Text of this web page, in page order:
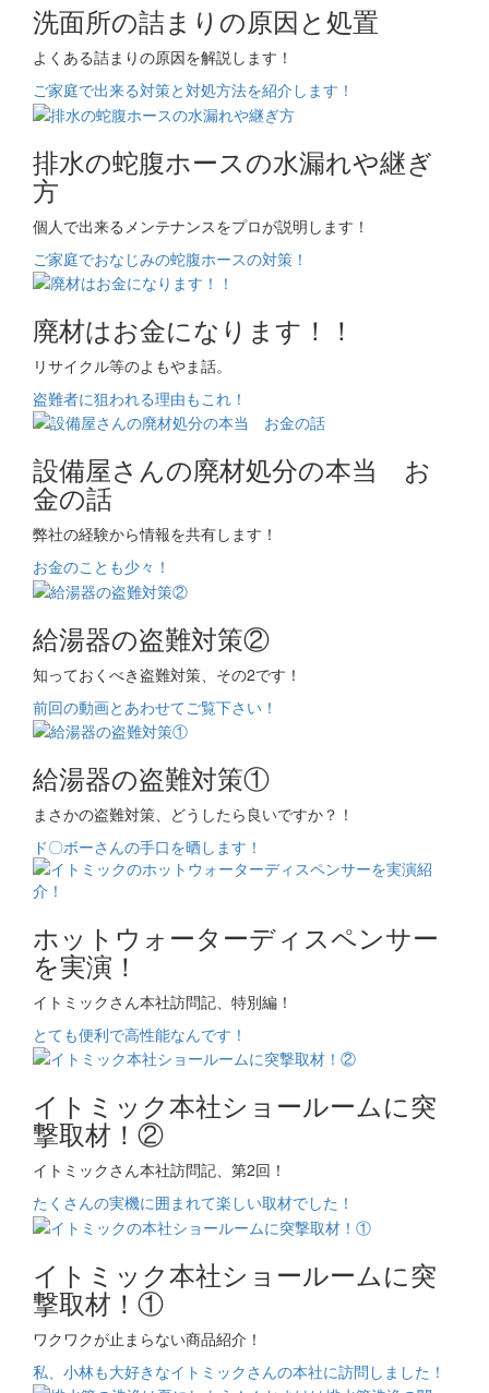
洗面所の詰まりの原因と処置
よくある詰まりの原因を解説します！
ご家庭で出来る対策と対処方法を紹介します！
排水の蛇腹ホースの水漏れや継ぎ
方
個人で出来るメンテナンスをプロが説明します！
ご家庭でおなじみの蛇腹ホースの対策！
廃材はお金になります！！
リサイクル等のよもやま話。
盗難者に狙われる理由もこれ！
設備屋さんの廃材処分の本当 お
金の話
弊社の経験から情報を共有します！
お金のことも少々！
給湯器の盗難対策②
知っておくべき盗難対策、その2です！
前回の動画とあわせてご覧下さい！
給湯器の盗難対策①
まさかの盗難対策、どうしたら良いですか？！
ド〇ボーさんの手口を晒します！
ホットウォーターディスペンサー
を実演！
イトミックさん本社訪問記、特別編！
とても便利で高性能なんです！
イトミック本社ショールームに突
撃取材！②
イトミックさん本社訪問記、第2回！
たくさんの実機に囲まれて楽しい取材でした！
イトミック本社ショールームに突
撃取材！①
ワクワクが止まらない商品紹介！
私、小林も大好きなイトミックさんの本社に訪問しました！